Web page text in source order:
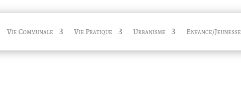
Vie Communale Vie Pratique Urbanisme Enfance/Jeunesse